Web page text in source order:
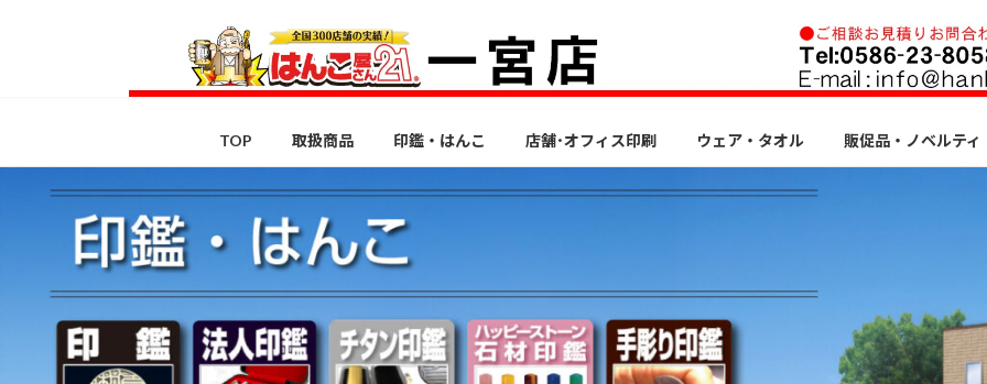
ス
ン
TOP 取扱商品 印鑑・はんこ 店舗･オフィス印刷 ウェア・タオル 販促品・ノベルティ